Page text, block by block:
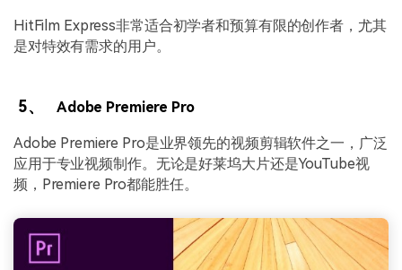
HitFilm Express非常适合初学者和预算有限的创作者，尤其
是对特效有需求的用户。
5、 Adobe Premiere Pro
Adobe Premiere Pro是业界领先的视频剪辑软件之一，广泛
应用于专业视频制作。无论是好莱坞大片还是YouTube视
频，Premiere Pro都能胜任。